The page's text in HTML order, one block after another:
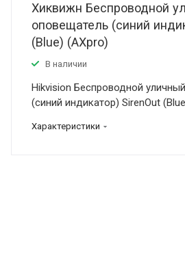
Хиквижн Беспроводной
оповещатель (синий
(Blue) (AXpro)
В наличии
Hikvision Беспроводной
(синий индикатор) SirenOut
Характеристики